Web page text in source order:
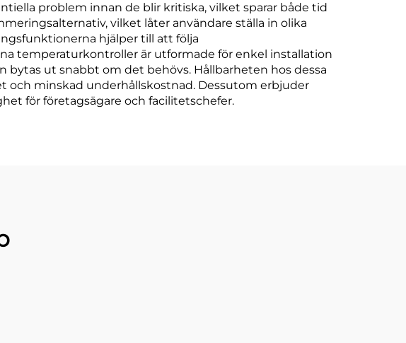
problem innan de blir kritiska, vilket sparar både tid
vilket låter användare ställa in olika
hjälper till att följa
temperaturkontroller är utformade för enkel installation
ut snabbt om det behövs. Hållbarheten hos dessa
och minskad underhållskostnad. Dessutom erbjuder
för företagsägare och facilitetschefer.